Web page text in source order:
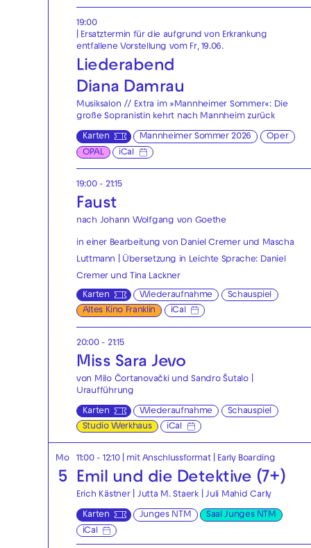
19:00
| Ersatztermin für die aufgrund von Erkrankung
entfallene Vorstellung vom Fr, 19.06.
Liederabend
Diana Damrau
Musiksalon // Extra im »Mannheimer Sommer«: Die
große Sopranistin kehrt nach Mannheim zurück
Karten Mannheimer Sommer 2026
Oper
OPAL
iCal
19:00 - 21:15
Faust
nach Johann Wolfgang von Goethe
in einer Bearbeitung von Daniel Cremer und Mascha
Luttmann | Übersetzung in Leichte Sprache: Daniel
Cremer und Tina Lackner
Karten Wiederaufnahme
Schauspiel
Altes Kino Franklin
iCal
20:00 - 21:15
Miss Sara Jevo
von Milo Čortanovački und Sandro Šutalo |
Uraufführung
Karten Wiederaufnahme
Schauspiel
Studio Werkhaus
iCal
Mo
5
11:00 - 12:10 | mit Anschlussformat| Early Boarding
Emil und die Detektive (7+)
Erich Kästner | Jutta M. Staerk | Juli Mahid Carly
Karten Junges NTM
Saal Junges NTM
iCal